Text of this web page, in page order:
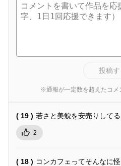
投稿す
※通報が一定数を超えたコメ
( 19 ) 若さと美貌を安売りしてる
2
( 18 ) コンカフェってそんなに